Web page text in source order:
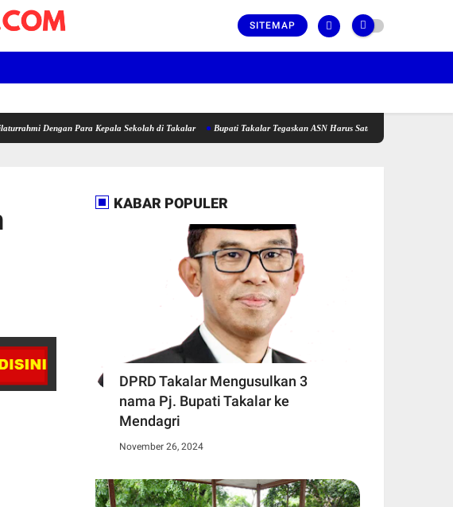
SITEMAP
Para Kepala Sekolah di Takalar Bupati Takalar Tegaskan ASN Harus Satu Barisan dan Fokus Dalam
KABAR POPULER
DPRD Takalar Mengusulkan 3
nama Pj. Bupati Takalar ke
Mendagri
November 26, 2024